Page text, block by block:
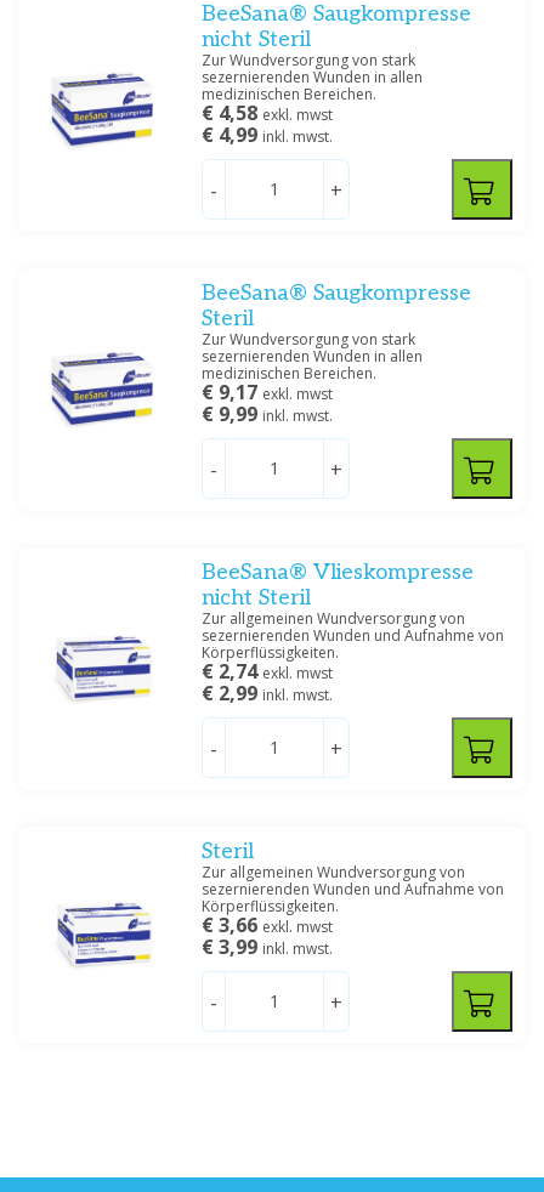
BeeSana® Saugkompresse
nicht Steril
Zur Wundversorgung von stark
sezernierenden Wunden in allen
medizinischen Bereichen.
€ 4,58 exkl. mwst
€ 4,99 inkl. mwst.
- +
BeeSana® Saugkompresse
Steril
Zur Wundversorgung von stark
sezernierenden Wunden in allen
medizinischen Bereichen.
€ 9,17 exkl. mwst
€ 9,99 inkl. mwst.
- +
BeeSana® Vlieskompresse
nicht Steril
Zur allgemeinen Wundversorgung von
sezernierenden Wunden und Aufnahme von
Körperflüssigkeiten.
€ 2,74 exkl. mwst
€ 2,99 inkl. mwst.
- +
Steril
Zur allgemeinen Wundversorgung von
sezernierenden Wunden und Aufnahme von
Körperflüssigkeiten.
€ 3,66 exkl. mwst
€ 3,99 inkl. mwst.
- +